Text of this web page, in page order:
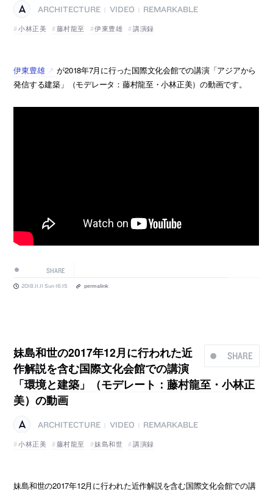
ARCHITECTURE VIDEO
REMARKABLE
小林正美
藤村龍至 伊東豊雄 講演録
伊東豊雄
が2018年7月に行った国際文化会館での講演「アジアから
発信する建築」（モデレータ：藤村龍至・小林正美）の動画です。
SHARE
2018.11.11 Sun 16:15 permalink
SHARE
妹島和世の2017年12月に行われた近
作解説を含む国際文化会館での講演
「環境と建築」（モデレート：藤村龍至・小林正
美）の動画
ARCHITECTURE VIDEO
REMARKABLE
小林正美
藤村龍至 妹島和世 講演録
妹島和世の2017年12月に行われた近作解説を含む国際文化会館での講